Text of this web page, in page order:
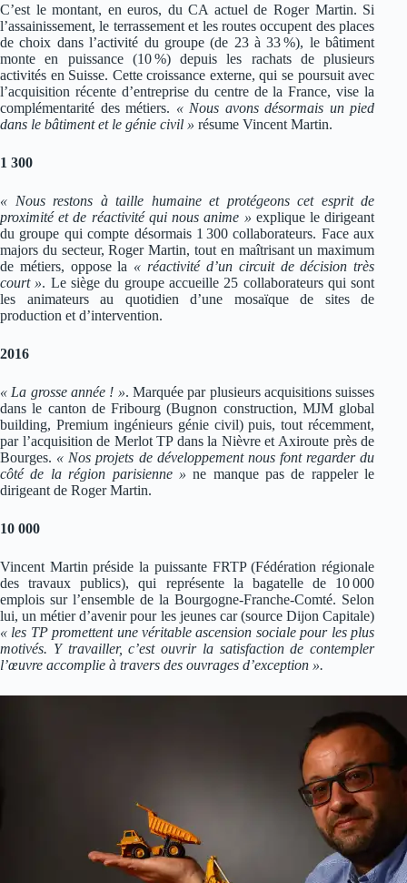
C’est le montant, en euros, du CA actuel de Roger Martin. Si
l’assainissement, le terrassement et les routes occupent des places
de choix dans l’activité du groupe (de 23 à 33 %), le bâtiment
monte en puissance (10 %) depuis les rachats de plusieurs
activités en Suisse. Cette croissance externe, qui se poursuit avec
l’acquisition récente d’entreprise du centre de la France, vise la
complémentarité des métiers. « Nous avons désormais un pied
dans le bâtiment et le génie civil » résume Vincent Martin.
1 300
« Nous restons à taille humaine et protégeons cet esprit de
proximité et de réactivité qui nous anime » explique le dirigeant
du groupe qui compte désormais 1 300 collaborateurs. Face aux
majors du secteur, Roger Martin, tout en maîtrisant un maximum
de métiers, oppose la « réactivité d’un circuit de décision très
court ». Le siège du groupe accueille 25 collaborateurs qui sont
les animateurs au quotidien d’une mosaïque de sites de
production et d’intervention.
2016
« La grosse année ! ». Marquée par plusieurs acquisitions suisses
dans le canton de Fribourg (Bugnon construction, MJM global
building, Premium ingénieurs génie civil) puis, tout récemment,
par l’acquisition de Merlot TP dans la Nièvre et Axiroute près de
Bourges. « Nos projets de développement nous font regarder du
côté de la région parisienne » ne manque pas de rappeler le
dirigeant de Roger Martin.
10 000
Vincent Martin préside la puissante FRTP (Fédération régionale
des travaux publics), qui représente la bagatelle de 10 000
emplois sur l’ensemble de la Bourgogne-Franche-Comté. Selon
lui, un métier d’avenir pour les jeunes car (source Dijon Capitale)
« les TP promettent une véritable ascension sociale pour les plus
motivés. Y travailler, c’est ouvrir la satisfaction de contempler
l’œuvre accomplie à travers des ouvrages d’exception ».